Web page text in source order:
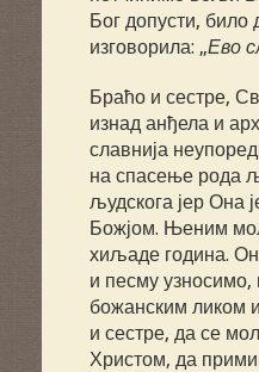
Бог допусти, било
изговорила: „Ево
Браћо и сестре,
изнад анђела и
славнија
на спасење рода
људскога јер Она
Божјом. Њеним
хиљаде година.
и песму
божанским ликом
и сестре, да се
Христом, да